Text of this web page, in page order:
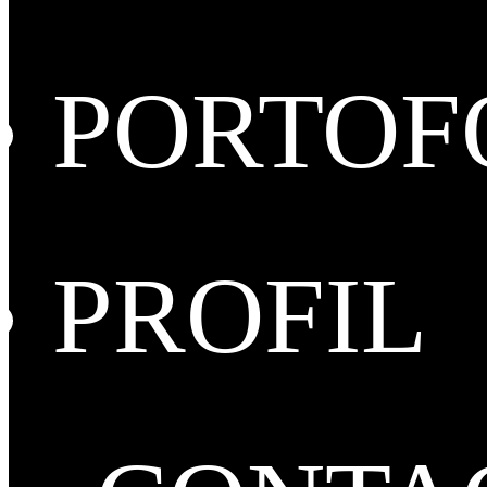
PROFIL